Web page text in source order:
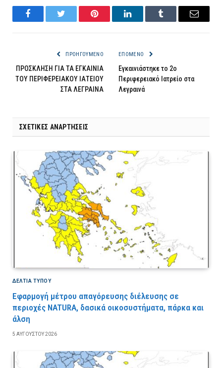
FacebookTwitter Pinterest LinkedInTumblr Email
ΠΡΟΗΓΟΎΜΕΝΟ
ΠΡΟΣΚΛΗΣΗ ΓΙΑ ΤΑ ΕΓΚΑΙΝΙΑ
ΤΟΥ ΠΕΡΙΦΕΡΕΙΑΚΟΥ ΙΑΤΕΙΟΥ
ΣΤΑ ΛΕΓΡΑΙΝΑ
ΕΠΌΜΕΝΟ
Εγκαινιάστηκε το 2ο
Περιφερειακό Ιατρείο στα
Λεγραινά
ΣΧΕΤΙΚΈΣ ΑΝΑΡΤΉΣΕΙΣ
ΔΕΛΤΙΑ ΤΥΠΟΥ
Εφαρμογή μέτρου απαγόρευσης διέλευσης σε
περιοχές NATURA, δασικά οικοσυστήματα, πάρκα και
άλση
5 ΑΥΓΟΎΣΤΟΥ 2026